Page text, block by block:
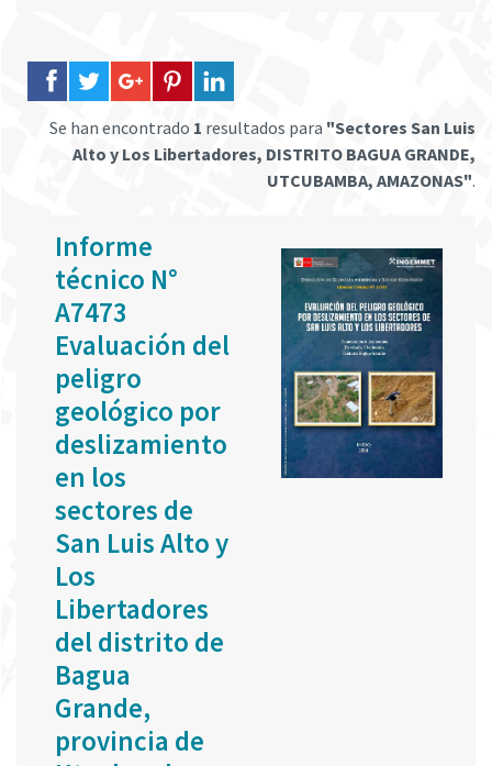
Se han encontrado 1 resultados para "Sectores San Luis
Alto y Los Libertadores, DISTRITO BAGUA GRANDE,
UTCUBAMBA, AMAZONAS".
Informe
técnico N°
A7473
Evaluación del
peligro
geológico por
deslizamiento
en los
sectores de
San Luis Alto y
Los
Libertadores
del distrito de
Bagua
Grande,
provincia de